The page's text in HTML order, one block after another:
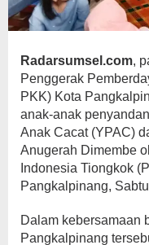
Radarsumsel.com,
Penggerak
PKK) Kota
anak-anak
Anak Cacat (YPAC)
Anugerah Dimembe
Indonesia Tiongkok
Pangkalpinang,
Dalam kebersamaan
Pangkalpinang